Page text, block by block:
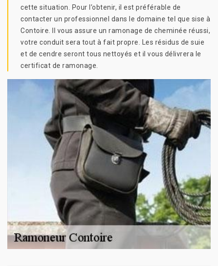
cette situation. Pour l’obtenir, il est préférable de
contacter un professionnel dans le domaine tel que sise à
Contoire. Il vous assure un ramonage de cheminée réussi,
votre conduit sera tout à fait propre. Les résidus de suie
et de cendre seront tous nettoyés et il vous délivrera le
certificat de ramonage.